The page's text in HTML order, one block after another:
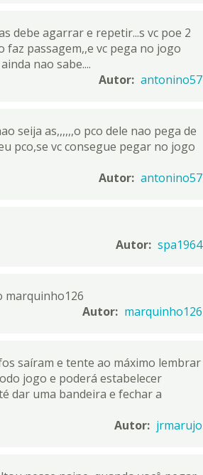
debe agarrar e repetir...s vc poe 2
faz passagem,,e vc pega no jogo
nao sabe....
Autor: antonino57
seija as,,,,,,o pco dele nao pega de
pco,se vc consegue pegar no jogo
Autor: antonino57
Autor: spa1964
marquinho126
Autor: marquinho126
saíram e tente ao máximo lembrar
jogo e poderá estabelecer
dar uma bandeira e fechar a
Autor: jrmarujo